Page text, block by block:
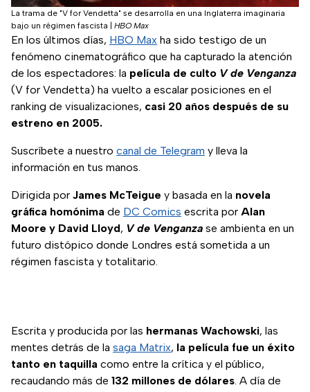
La trama de "V for Vendetta" se desarrolla en una Inglaterra imaginaria
bajo un régimen fascista
HBO Max
En los últimos días, HBO Max ha sido testigo de un
fenómeno cinematográfico que ha capturado la atención
de los espectadores: la película de culto V de Venganza
(V for Vendetta) ha vuelto a escalar posiciones en el
ranking de visualizaciones, casi 20 años después de su
estreno en 2005.
Suscríbete a nuestro canal de Telegram y lleva la
información en tus manos.
Dirigida por James McTeigue y basada en la novela
gráfica homónima de DC Comics escrita por Alan
Moore y David Lloyd, V de Venganza se ambienta en un
futuro distópico donde Londres está sometida a un
régimen fascista y totalitario.
Escrita y producida por las hermanas Wachowski, las
mentes detrás de la saga Matrix, la película fue un éxito
tanto en taquilla como entre la crítica y el público,
recaudando más de 132 millones de dólares. A día de